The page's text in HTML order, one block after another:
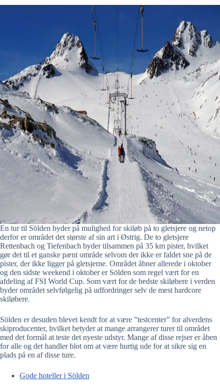
En tur til Sölden byder på mulighed for skiløb på to gletsjere og netop
derfor er området det største af sin art i Østrig. De to gletsjere
Rettenbach og Tiefenbach byder tilsammen på 35 km pister, hvilket
gør det til et ganske pænt område selvom der ikke er faldet sne på de
pister, der ikke ligger på gletsjerne. Området åbner allerede i oktober
og den sidste weekend i oktober er Sölden som regel vært for en
afdeling af FSI World Cup. Som vært for de bedste skiløbere i verden
byder området selvfølgelig på udfordringer selv de mest hardcore
skiløbere.
Sölden er desuden blevet kendt for at være ”testcenter” for alverdens
skiproducenter, hvilket betyder at mange arrangerer turer til området
med det formål at teste det nyeste udstyr. Mange af disse rejser er åben
for alle og det handler blot om at være hurtig ude for at sikre sig en
plads på en af disse ture.
Gode hoteller i Sölden